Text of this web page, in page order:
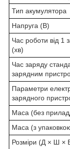
Тип акумулятора
Напруга (В)
Час роботи від 1
(хв)
Час заряду
зарядним
Параметри
зарядного
Маса (без
Маса (з
Розміри (Д × Ш ×